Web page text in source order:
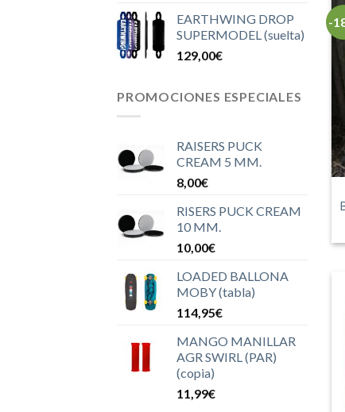
era:
58,50€.
es:
46,80€.
EARTHWING DROP
SUPERMODEL (suelta)
129,00€
PROMOCIONES ESPECIALES
RAISERS PUCK
CREAM 5 MM.
8,00€
RISERS PUCK CREAM
10 MM.
10,00€
LOADED BALLONA
MOBY (tabla)
114,95€
MANGO MANILLAR
AGR SWIRL (PAR)
(copia)
11,99€
-